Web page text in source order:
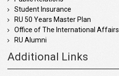
Student Insurance
RU 50 Years Master Plan
Office of The International Affairs
RU Alumni
Additional Links